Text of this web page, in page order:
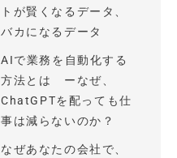
トが賢くなるデータ、
バカになるデータ
AIで業務を自動化する
方法とは ーなぜ、
ChatGPTを配っても仕
事は減らないのか？
なぜあなたの会社で、